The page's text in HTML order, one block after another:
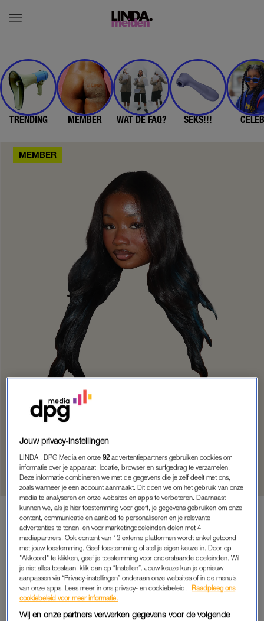
TRENDING MEMBER WAT DE FAQ? SEKS!!!
DIT VINDT KIMBERLY ASANTE
ALLEMAAL STOM!
MEMBER
LEES VERDER ALS
MEMBER
Jouw privacy-instellingen
LINDA., DPG Media en onze92 advertentiepartners gebruiken cookies om
informatie over je apparaat, locatie, browser en surfgedrag te verzamelen.
Deze informatie combineren we met de gegevens die je zelf deelt met ons,
zoals wanneer je een account aanmaakt. Dit doen we om het gebruik van onze
media te analyseren en onze websites en apps te verbeteren. Daarnaast
kunnen we, als je hier toestemming voor geeft, je gegevens gebruiken om onze
content, communicatie en aanbod te personaliseren en je relevante
advertenties te tonen, en voor marketingdoeleinden delen met 4
mediapartners. Ook content van 13 externe platformen wordt enkel getoond
met jouw toestemming. Geef toestemming of stel je eigen keuze in. Door op
"Akkoord" te klikken, geef je toestemming voor onderstaande doeleinden. Wil
je niet alles toestaan, klik dan op “Instellen”. Jouw keuze kun je opnieuw
aanpassen via “Privacy-instellingen” onderaan onze websites of in de menu’s
van onze apps. Lees meer in ons privacy- en cookiebeleid.
Raadpleeg ons
cookiebeleid voor meer informatie.
Wij en onze partners verwerken gegevens voor de volgende